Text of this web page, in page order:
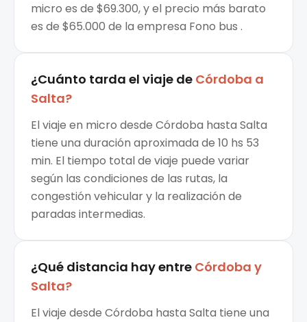
micro es de $69.300, y el precio más barato
es de $65.000 de la empresa Fono bus .
¿Cuánto tarda el viaje de Córdoba a
Salta?
El viaje en micro desde Córdoba hasta Salta
tiene una duración aproximada de 10 hs 53
min. El tiempo total de viaje puede variar
según las condiciones de las rutas, la
congestión vehicular y la realización de
paradas intermedias.
¿Qué distancia hay entre Córdoba y
Salta?
El viaje desde Córdoba hasta Salta tiene una